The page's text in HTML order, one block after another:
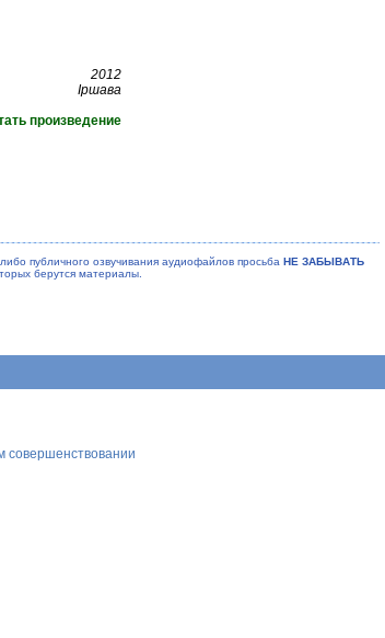
2012
Іршава
произведение
публичного озвучивания аудиофайлов просьба НЕ ЗАБЫВАТЬ
берутся материалы.
совершенствовании